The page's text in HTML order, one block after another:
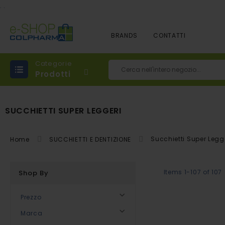
. .
BRANDS CONTATTI
Categorie
Prodotti Cerca
SUCCHIETTI SUPER LEGGERI
Home SUCCHIETTI E DENTIZIONE Succhietti Super
Items 1- 107 of 107
Shop By
Prezzo
Marca